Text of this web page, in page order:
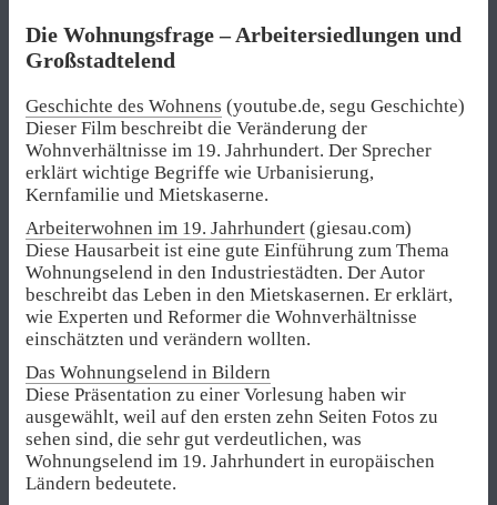
Die Wohnungsfrage – Arbeitersiedlungen und
Großstadtelend
Geschichte des Wohnens (youtube.de, segu Geschichte)
Dieser Film beschreibt die Veränderung der
Wohnverhältnisse im 19. Jahrhundert. Der Sprecher
erklärt wichtige Begriffe wie Urbanisierung,
Kernfamilie und Mietskaserne.
Arbeiterwohnen im 19. Jahrhundert (giesau.com)
Diese Hausarbeit ist eine gute Einführung zum Thema
Wohnungselend in den Industriestädten. Der Autor
beschreibt das Leben in den Mietskasernen. Er erklärt,
wie Experten und Reformer die Wohnverhältnisse
einschätzten und verändern wollten.
Das Wohnungselend in Bildern
Diese Präsentation zu einer Vorlesung haben wir
ausgewählt, weil auf den ersten zehn Seiten Fotos zu
sehen sind, die sehr gut verdeutlichen, was
Wohnungselend im 19. Jahrhundert in europäischen
Ländern bedeutete.